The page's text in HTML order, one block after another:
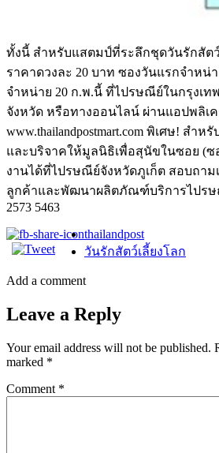
ทั้งนี้ สำหรับแสตมป์ที่ระลึกชุดวันรักสัตว์
ราคาดวงละ 20 บาท ซองวันแรกจำหน่า
จำหน่าย 20 ก.พ.นี้ ที่ไปรษณีย์ในกรุงเท
จังหวัด หรือทางออนไลน์ ผ่านแอปพลิเ
www.thailandpostmart.com พิเศษ! สำ
และบริจาคให้มูลนิธิเพื่อสุนัขในซอย (ซ
งานได้ที่ไปรษณีย์จังหวัดภูเก็ต สอบถาม
ลูกค้าและพัฒนาผลิตภัณฑ์บริการไปรษณี
2573 5463
thailandpost
วันรักสัตว์เลี้ยงโลก
Add a comment
Leave a Reply
Your email address will not be published.
marked *
Comment *